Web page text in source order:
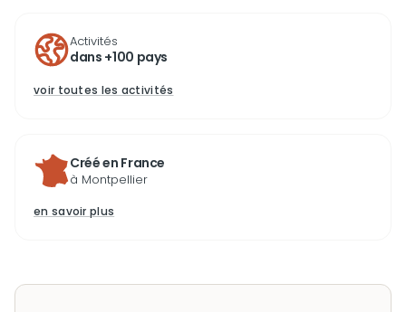
Activités
dans +100 pays
voir toutes les activités
Créé en France
à Montpellier
en savoir plus